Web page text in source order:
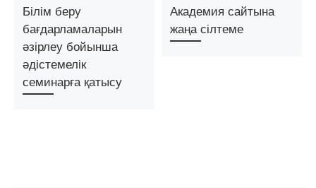
Білім беру
бағдарламаларын
әзірлеу бойынша
әдістемелік
семинарға қатысу
Академия сайтына
жаңа сілтеме